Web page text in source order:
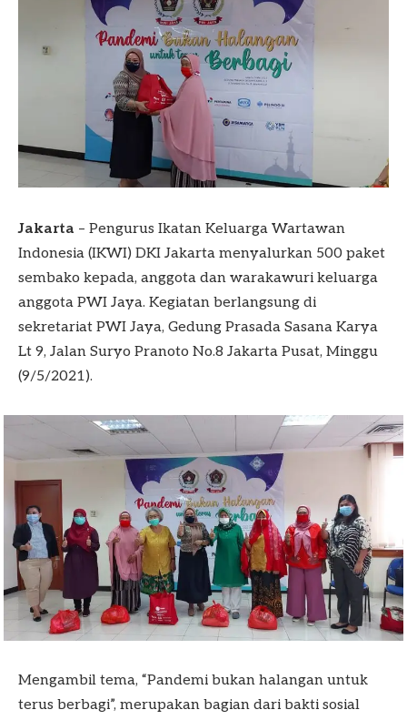
Jakarta – Pengurus Ikatan Keluarga Wartawan
Indonesia (IKWI) DKI Jakarta menyalurkan 500 paket
sembako kepada, anggota dan warakawuri keluarga
anggota PWI Jaya. Kegiatan berlangsung di
sekretariat PWI Jaya, Gedung Prasada Sasana Karya
Lt 9, Jalan Suryo Pranoto No.8 Jakarta Pusat, Minggu
(9/5/2021).
Mengambil tema, “Pandemi bukan halangan untuk
terus berbagi”, merupakan bagian dari bakti sosial